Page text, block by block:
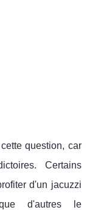
question, car
Certains
d'un jacuzzi
d'autres le